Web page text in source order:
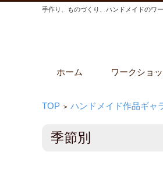
手作り、ものづくり、ハンドメイドのワ
ホーム
ワークショ
TOP > ハンドメイド作品ギャ
季節別